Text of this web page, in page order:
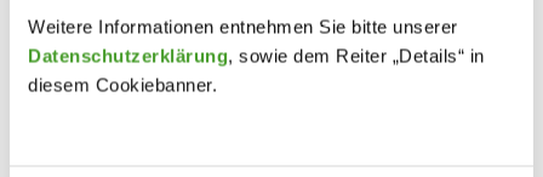
Weitere Informationen entnehmen Sie bitte unserer
Datenschutzerklärung, sowie dem Reiter „Details“ in
diesem Cookiebanner.